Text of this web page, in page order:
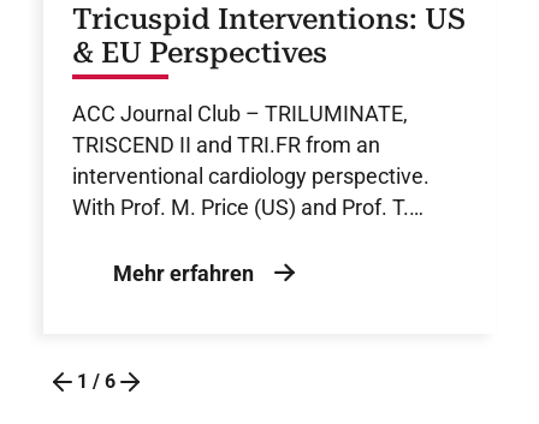
Tricuspid Interventions: US
& EU Perspectives
ACC Journal Club – TRILUMINATE,
TRISCEND II and TRI.FR from an
interventional cardiology perspective.
With Prof. M. Price (US) and Prof. T.
Mehr erfahren
1 / 6